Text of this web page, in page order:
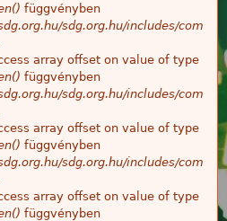
függvényben
sdg.org.hu/includes/com
array offset on value of type
függvényben
sdg.org.hu/includes/com
array offset on value of type
függvényben
sdg.org.hu/includes/com
array offset on value of type
függvényben